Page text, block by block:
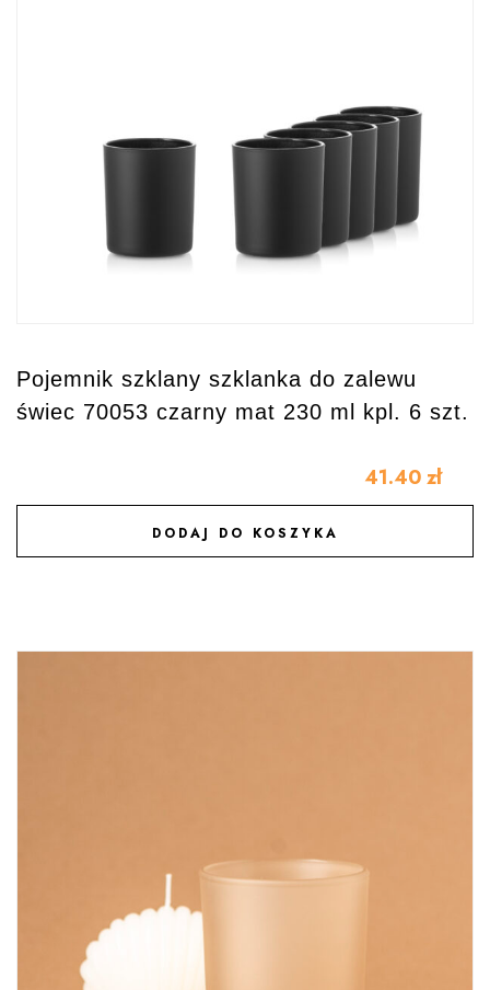
Pojemnik szklany szklanka do zalewu
świec 70053 czarny mat 230 ml kpl. 6 szt.
41.40 zł
DODAJ DO KOSZYKA
DODAJ DO ULUBIONYCH